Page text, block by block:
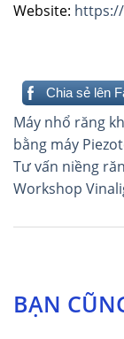
Website:
Chia sẻ lên
Điều
hướng
bài
viết
Máy nhổ răng
bằng máy
Tư vấn niềng
Workshop
BẠN